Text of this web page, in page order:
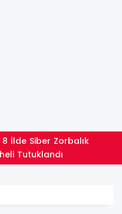
Tutuklandı